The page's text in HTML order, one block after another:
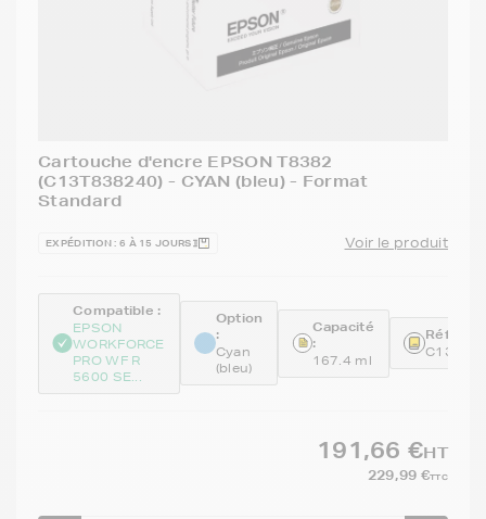
Cartouche d'encre EPSON T8382
(C13T838240) - CYAN (bleu) - Format
Standard
EXPÉDITION : 6 À 15 JOURS Voir le produit
Compatible :
EPSON
WORKFORCE
PRO WF R
5600 SE...
Option
:
Cyan
(bleu)
Capacité
:
167.4 ml
191,66 €HT
229,99 €TTC